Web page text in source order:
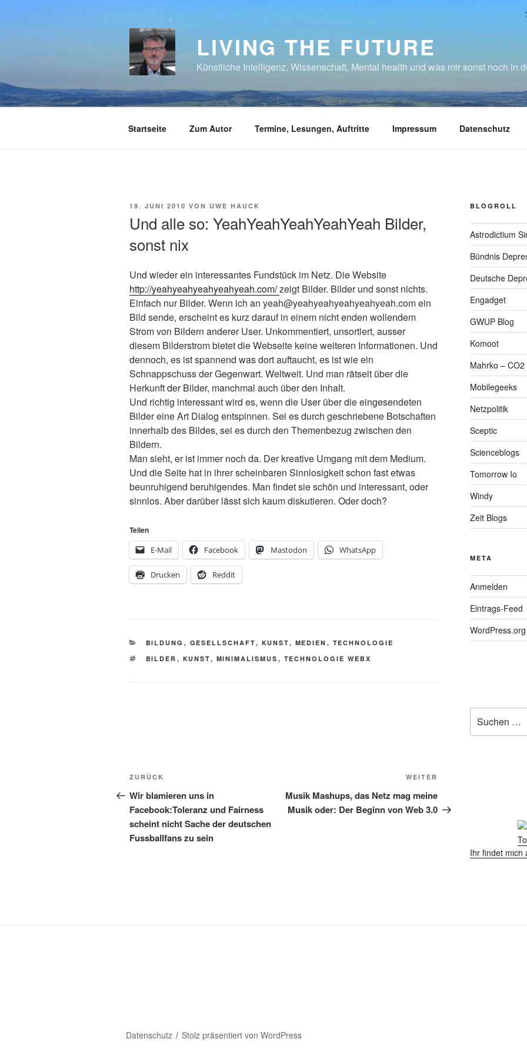
LIVING THE FUTURE
Künstliche Intelligenz, Wissenschaft, Mental health und was mir sonst noch in
Startseite Zum Autor Termine, Lesungen, Auftritte Impressum Datenschutz
VERÖFFENTLICHT
19. JUNI 2010 VON UWE HAUCK
Und alle so: YeahYeahYeahYeahYeah Bilder,
sonst nix
Und wieder ein interessantes Fundstück im Netz. Die Website
http://yeahyeahyeahyeahyeah.com/zeigt Bilder. Bilder und sonst nichts.
Einfach nur Bilder. Wenn ich an yeah@yeahyeahyeahyeahyeah.com ein
Bild sende, erscheint es kurz darauf in einem nicht enden wollendem
Strom von Bildern anderer User. Unkommentiert, unsortiert, ausser
diesem Bilderstrom bietet die Webseite keine weiteren Informationen. Und
dennoch, es ist spannend was dort auftaucht, es ist wie ein
Schnappschuss der Gegenwart. Weltweit. Und man rätselt über die
Herkunft der Bilder, manchmal auch über den Inhalt.
Und richtig interessant wird es, wenn die User über die eingesendeten
Bilder eine Art Dialog entspinnen. Sei es durch geschriebene Botschaften
innerhalb des Bildes, sei es durch den Themenbezug zwischen den
Bildern.
Man sieht, er ist immer noch da. Der kreative Umgang mit dem Medium.
Und die Seite hat in ihrer scheinbaren Sinnlosigkeit schon fast etwas
beunruhigend beruhigendes. Man findet sie schön und interessant, oder
sinnlos. Aber darüber lässt sich kaum diskutieren. Oder doch?
Teilen
E-Mail
Facebook Mastodon WhatsApp
Drucken Reddit
KATEGORIEN
BILDUNG , GESELLSCHAFT, KUNST, MEDIEN , TECHNOLOGIE
SCHLAGWÖRTER
BILDER , KUNST, MINIMALISMUS , TECHNOLOGIE WEBX
Beitragsnavigation
Vorheriger
Beitrag
ZURÜCK
Wir blamieren uns in
Facebook:Toleranz und Fairness
scheint nicht Sache der deutschen
Fussballfans zu sein
Beitrag
WEITER
Musik Mashups, das Netz mag meine
Musik oder: Der Beginn von Web 3.0
BLOGROLL
Astrodictium
Bündnis
Deutsche
Engadget
GWUP Blog
Komoot
Mahrko –
Mobilegeeks
Netzpolitik
Sceptic
Scienceblogs
Tomorrow Io
Windy
Zeit Blogs
META
Anmelden
Eintrags-Feed
WordPress.org
nach:
Ihr findet mich
Datenschutz Stolz präsentiert von WordPress